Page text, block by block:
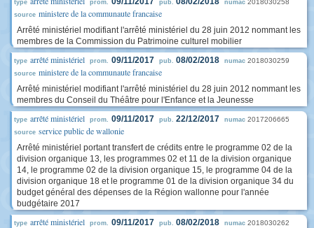
type prom. pub. numac 2018030258
source ministere de la communaute francaise
Arrêté ministériel modifiant l'arrêté ministériel du 28 juin 2012 nommant les
membres de la Commission du Patrimoine culturel mobilier
type arrêté ministériel prom. 09/11/2017 pub. 08/02/2018 numac 2018030259
source ministere de la communaute francaise
Arrêté ministériel modifiant l'arrêté ministériel du 28 juin 2012 nommant les
membres du Conseil du Théâtre pour l'Enfance et la Jeunesse
type arrêté ministériel prom. 09/11/2017 pub. 22/12/2017 numac 2017206665
source service public de wallonie
Arrêté ministériel portant transfert de crédits entre le programme 02 de la
division organique 13, les programmes 02 et 11 de la division organique
14, le programme 02 de la division organique 15, le programme 04 de la
division organique 18 et le programme 01 de la division organique 34 du
budget général des dépenses de la Région wallonne pour l'année
budgétaire 2017
type arrêté ministériel prom. 09/11/2017 pub. 08/02/2018 numac 2018030262